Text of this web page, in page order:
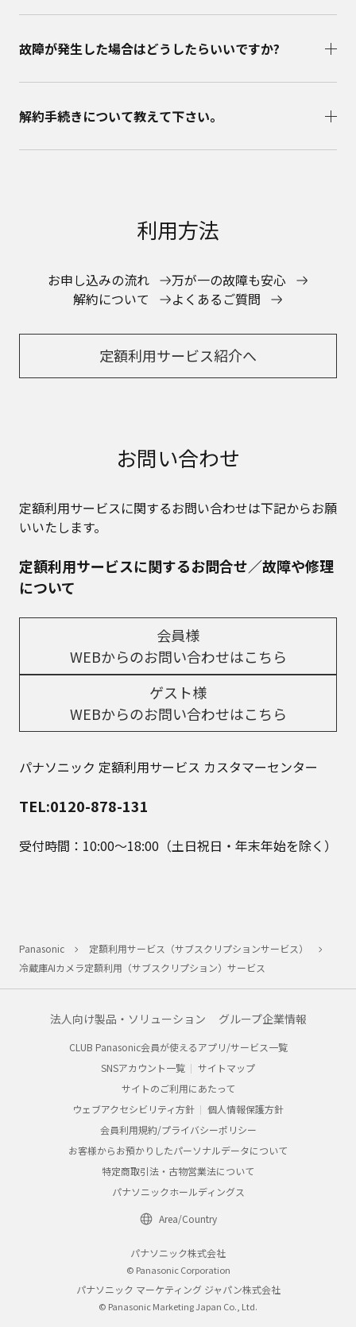
故障が発生した場合はどうしたらいいですか?
解約手続きについて教えて下さい。
利用方法
お申し込みの流れ
万が一の故障も安心
解約について
よくあるご質問
定額利用サービス紹介へ
お問い合わせ
定額利用サービスに関するお問い合わせは下記からお願
いいたします。
定額利用サービスに関するお問合せ／故障や修理
について
会員様
WEBからのお問い合わせはこちら
ゲスト様
WEBからのお問い合わせはこちら
パナソニック 定額利用サービス カスタマーセンター
TEL:0120-878-131
受付時間：10:00～18:00（土日祝日・年末年始を除く）
Panasonic
定額利用サービス（サブスクリプションサービス）
冷蔵庫AIカメラ定額利用（サブスクリプション）サービス
法人向け製品・ソリューション グループ企業情報
CLUB Panasonic会員が使えるアプリ/サービス一覧
SNSアカウント一覧
サイトマップ
サイトのご利用にあたって
ウェブアクセシビリティ方針
個人情報保護方針
会員利用規約/プライバシーポリシー
お客様からお預かりしたパーソナルデータについて
特定商取引法・古物営業法について
パナソニックホールディングス
Area/Country
パナソニック株式会社
© Panasonic Corporation
パナソニック マーケティング ジャパン株式会社
© Panasonic Marketing Japan Co., Ltd.